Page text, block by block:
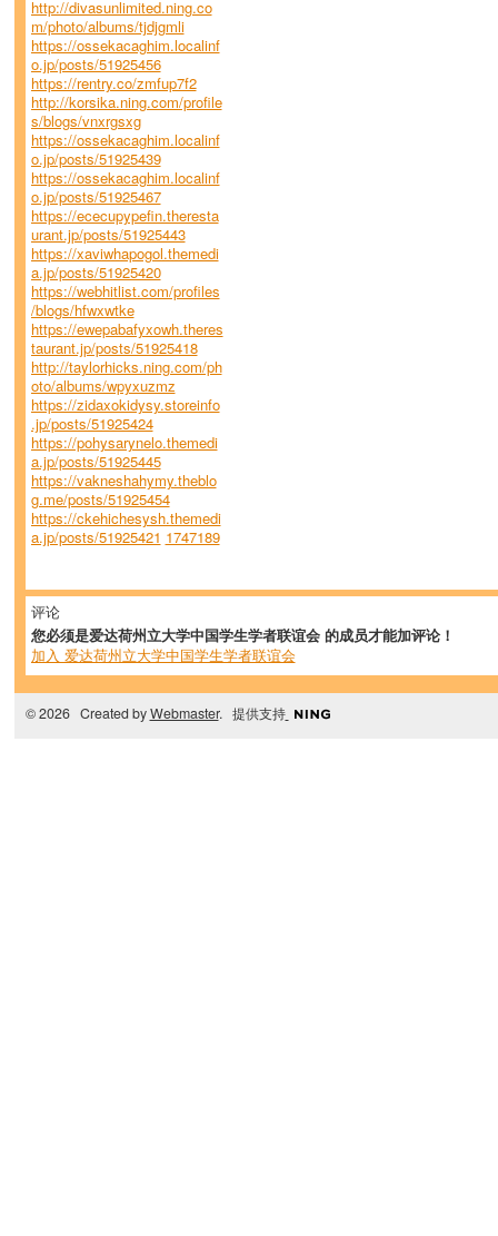
http://divasunlimited.ning.co
m/photo/albums/tjdjgmli
https://ossekacaghim.localinf
o.jp/posts/51925456
https://rentry.co/zmfup7f2
http://korsika.ning.com/profile
s/blogs/vnxrgsxg
https://ossekacaghim.localinf
o.jp/posts/51925439
https://ossekacaghim.localinf
o.jp/posts/51925467
https://ececupypefin.theresta
urant.jp/posts/51925443
https://xaviwhapogol.themedi
a.jp/posts/51925420
https://webhitlist.com/profiles
/blogs/hfwxwtke
https://ewepabafyxowh.theres
taurant.jp/posts/51925418
http://taylorhicks.ning.com/ph
oto/albums/wpyxuzmz
https://zidaxokidysy.storeinfo
.jp/posts/51925424
https://pohysarynelo.themedi
a.jp/posts/51925445
https://vakneshahymy.theblo
g.me/posts/51925454
https://ckehichesysh.themedi
a.jp/posts/51925421 1747189
评论
您必须是爱达荷州立大学中国学生学者联谊会 的成员才能加评论！
加入 爱达荷州立大学中国学生学者联谊会
© 2026 Created byWebmaster. 提供支持